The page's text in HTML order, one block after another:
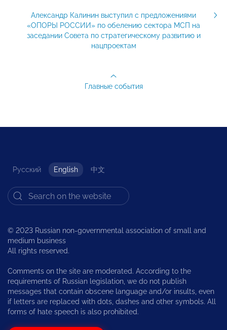
Александр Калинин выступил с предложениями
«ОПОРЫ РОССИИ» по обелению сектора МСП на
заседании Совета по стратегическому развитию и
нацпроектам
Главные события
Русский English 中文
© 2023 Russian non-governmental association of small and
medium business
All rights reserved.
Comments on the site are moderated. According to the
requirements of Russian legislation, we do not publish
messages that contain obscene language and/or insults, even
if letters are replaced with dots, dashes and other symbols. All
forms of hate speech is also prohibited.